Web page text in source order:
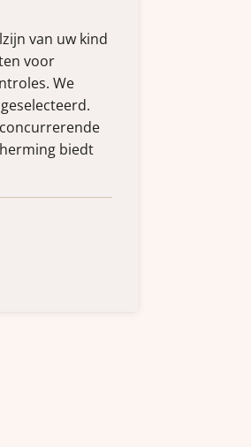
van uw kind
voor
We
biedt